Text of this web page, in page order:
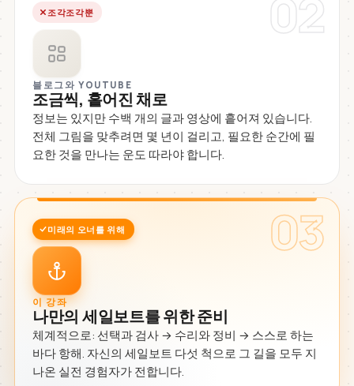
02
조각조각뿐
블로그와 YOUTUBE
조금씩, 흩어진 채로
정보는 있지만 수백 개의 글과 영상에 흩어져 있습니다.
전체 그림을 맞추려면 몇 년이 걸리고, 필요한 순간에 필
요한 것을 만나는 운도 따라야 합니다.
03
미래의 오너를 위해
이 강좌
나만의 세일보트를 위한 준비
체계적으로: 선택과 검사 → 수리와 정비 → 스스로 하는
바다 항해. 자신의 세일보트 다섯 척으로 그 길을 모두 지
나온 실전 경험자가 전합니다.